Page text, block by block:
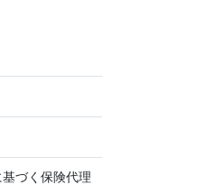
づく保険代理